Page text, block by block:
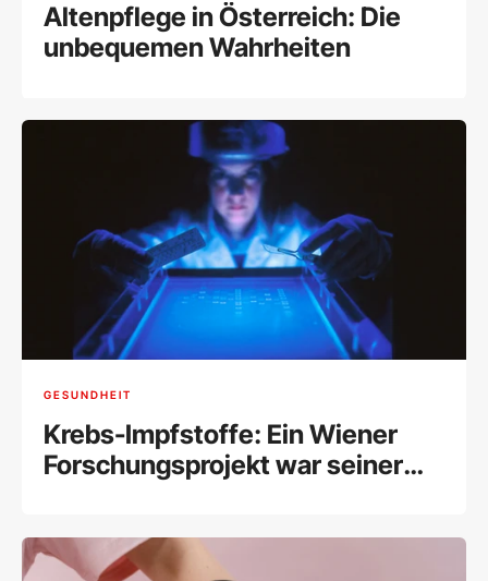
Altenpflege in Österreich: Die
unbequemen Wahrheiten
GESUNDHEIT
Krebs-Impfstoffe: Ein Wiener
Forschungsprojekt war seiner